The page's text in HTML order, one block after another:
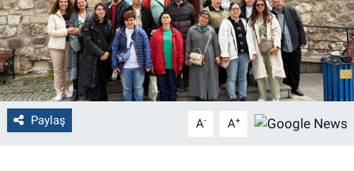
Paylaş A- A+
Kütahya
Gezi
Genel